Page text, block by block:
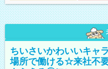
ちいさいかわいいキャ
場所で働ける☆来社不